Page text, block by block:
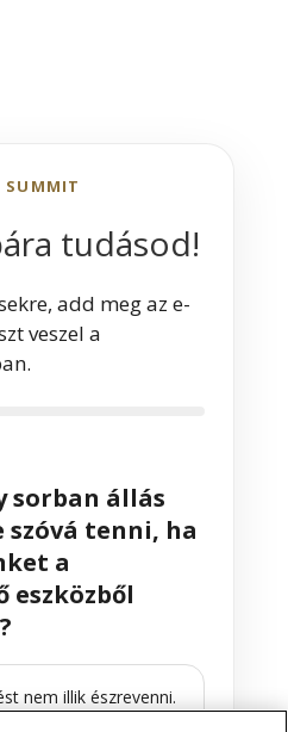
SUMMIT
tudásod!
add meg az e-
veszel a
sorban állás
tenni, ha
a
eszközből
nem illik észrevenni.